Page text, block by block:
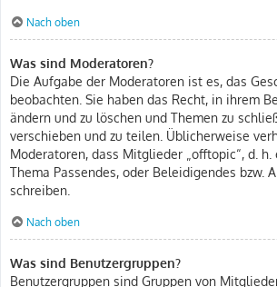
Nach oben
Was sind Moderatoren?
Die Aufgabe der Moderatoren ist es, das
beobachten. Sie haben das Recht, in ihrem
ändern und zu löschen und Themen zu
verschieben und zu teilen. Üblicherweise
Moderatoren, dass Mitglieder „offtopic“, d.
Thema Passendes, oder Beleidigendes bzw.
schreiben.
Nach oben
Was sind Benutzergruppen?
Benutzergruppen sind Gruppen von